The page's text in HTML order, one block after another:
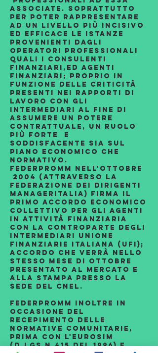
associate. Soprattutto
per poter rappresentare
ad un livello più incisivo
ed efficace le istanze
provenienti dagli
operatori professionali
quali i Consulenti
Finanziari,ed Agenti
Finanziari; proprio in
funzione delle criticità
presenti nei rapporti di
lavoro con gli
intermediari al fine di
assumere un potere
contrattuale, un ruolo
più forte e
soddisfacente sia sul
piano economico che
normativo.
Federpromm nell'ottobre
2004 (attraverso la
Federazione dei dirigenti
Manageritalia) firma il
primo Accordo economico
Collettivo per gli Agenti
in Attività Finanziaria
con la controparte degli
intermediari Unione
Finanziarie Italiana (UFI);
accordo che verrà nello
stesso mese di ottobre
presentato al mercato e
alla stampa presso la
sede del CNEL.
Federpromm inoltre in
occasione del
recepimento delle
normative comunitarie,
prima con l'Eurosim
(d.lgs n.415 del 1996) e